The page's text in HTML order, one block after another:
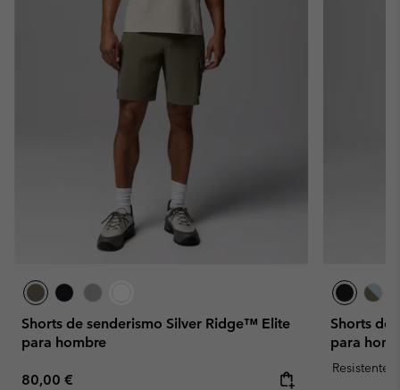
Shorts de senderismo Silver Ridge™ Elite
para hombre
Regular price:
80,00 €
Shorts de
para
Resistente